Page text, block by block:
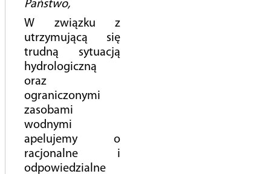
Dlaczego warto oszczędzać wodę?
Jak mogę oszczędzać wodę w domu?
Bądź EKO – wybierz PEWICZANKĘ! Wodne porady dla
seniora i seniorki!
Kanalizacja to nie śmietnik!
NIE dla deszczówki w kanalizacji sanitarnej!
Konkursy plastyczne
ekoKROK
Państwo,
W związku z
utrzymującą się
trudną sytuacją
hydrologiczną
oraz
ograniczonymi
zasobami
wodnymi
apelujemy o
racjonalne i
odpowiedzialne